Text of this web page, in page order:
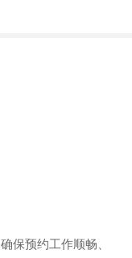
保预约工作顺畅、